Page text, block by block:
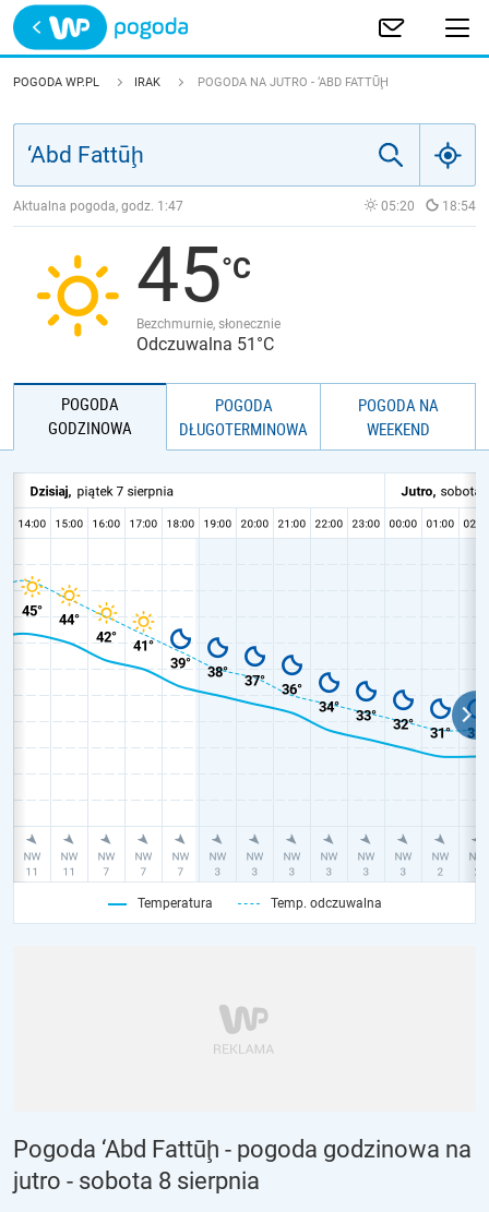
Trwa ładowanie
POLSKA
POGODA WP.PL IRAK POGODA NA JUTRO - ‘ABD FATTŪḨ
Aktualna pogoda, godz. 1:47 05:20 18:54
45
Bezchmurnie, słonecznie
Odczuwalna 51°C
POGODA
GODZINOWA
POGODA
DŁUGOTERMINOWA
POGODA NA
WEEKEND
Temperatura Temp. odczuwalna
Pogoda ‘Abd Fattūḩ - pogoda godzinowa na
jutro - sobota 8 sierpnia